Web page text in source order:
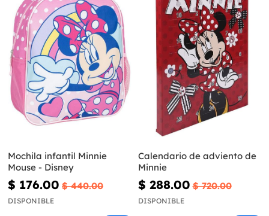
Mochila infantil Minnie
Mouse - Disney
$ 176.00 $ 440.00
DISPONIBLE
Calendario de adviento de
Minnie
$ 288.00 $ 720.00
DISPONIBLE